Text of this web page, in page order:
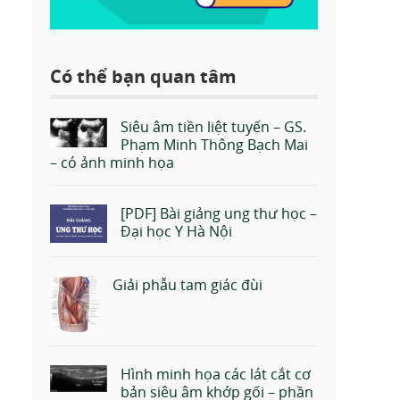
Có thể bạn quan tâm
Siêu âm tiền liệt tuyến – GS.
Phạm Minh Thông Bạch Mai
– có ảnh minh họa
[PDF] Bài giảng ung thư học –
Đại học Y Hà Nội
Giải phẫu tam giác đùi
Hình minh họa các lát cắt cơ
bản siêu âm khớp gối – phần